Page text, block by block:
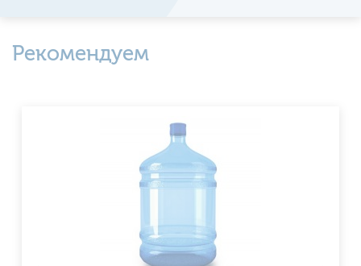
Рекомендуем